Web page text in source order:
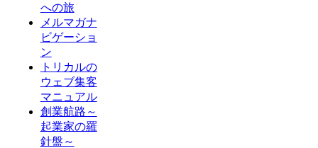
への旅
メルマガナ
ビゲーショ
ン
トリカルの
ウェブ集客
マニュアル
創業航路～
起業家の羅
針盤～